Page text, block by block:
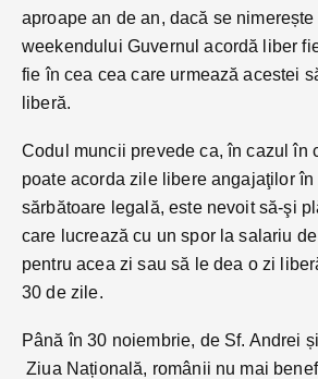
aproape an de an, dacă se
weekendului Guvernul acordă liber
fie în cea cea care urmează acestei
liberă.
Codul muncii prevede ca, în cazul în
poa­te acorda zile li­bere anga­ja­ţilor
sărbătoare le­gală, este nevoit să-şi
care lu­crea­ză cu un spor la salariu
pentru acea zi sau să le dea o zi
30 de zile.
Până în 30 noiembrie, de Sf. Andrei
Ziua Națională, românii nu mai